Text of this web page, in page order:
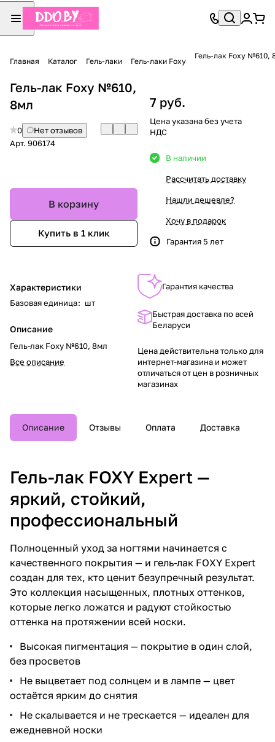
Главная Каталог Гель-лаки Гель-лаки Foxy
Гель-лак Foxy №610,
Гель-лак Foxy №610,
8мл
0
Нет отзывов
Арт. 906174
В корзину
Купить в 1 клик
Характеристики
Базовая единица: шт
Описание
Гель-лак Foxy №610, 8мл
Все описание
7 руб.
Цена указана без учета
НДС
В наличии
Рассчитать доставку
Нашли дешевле?
Хочу в подарок
Гарантия 5 лет
Гарантия качества
Быстрая доставка по всей
Беларуси
Цена действительна только для
интернет-магазина и может
отличаться от цен в розничных
магазинах
Описание Отзывы Оплата Доставка
Гель-лак FOXY Expert —
яркий, стойкий,
профессиональный
Полноценный уход за ногтями начинается с
качественного покрытия — и гель-лак FOXY Expert
создан для тех, кто ценит безупречный результат.
Это коллекция насыщенных, плотных оттенков,
которые легко ложатся и радуют стойкостью
оттенка на протяжении всей носки.
Высокая пигментация — покрытие в один слой,
без просветов
Не выцветает под солнцем и в лампе — цвет
остаётся ярким до снятия
Не скалывается и не трескается — идеален для
ежедневной носки